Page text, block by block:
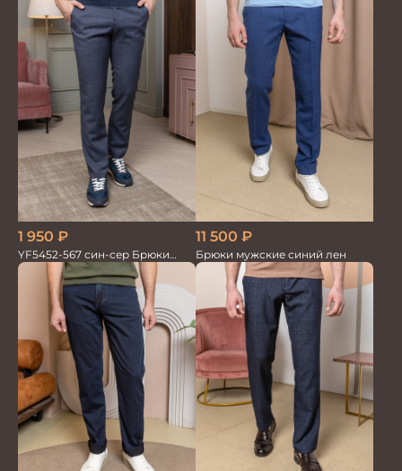
1 950 ₽
YF5452-567 син-сер Брюки
мужские
11 500 ₽
Брюки мужские синий лен